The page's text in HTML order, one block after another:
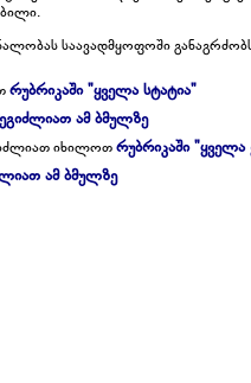
საავადმყოფოში
რუბრიკაში "ყველა სტატია"
ამ ბმულზე
იხილოთრუბრიკაში
ამ ბმულზე